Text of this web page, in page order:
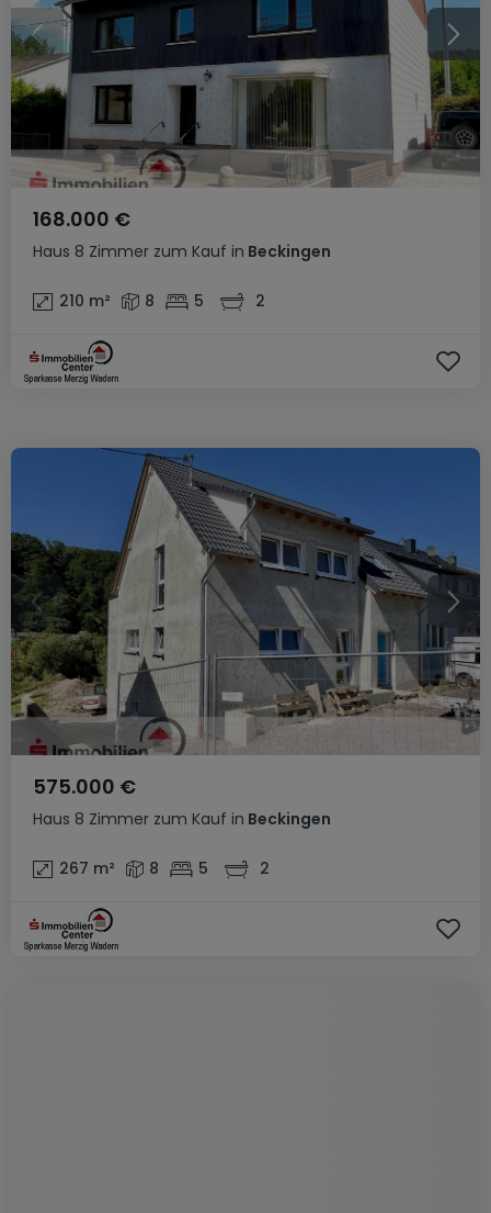
Haus 8 Zimmer zum Kauf in Beckingen
168.000 €
210 m² 8 5 2
Haus 8 Zimmer zum Kauf in Beckingen
575.000 €
267 m² 8 5 2